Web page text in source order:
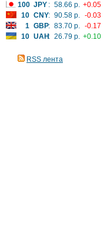
100 JPY : 58.66 р. +0.05
10 CNY: 90.58 р. -0.03
1 GBP: 83.70 р. -0.17
10 UAH: 26.79 р. +0.10
RSS лента